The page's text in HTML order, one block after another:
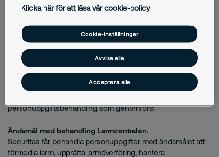
I våra produktionssystem har vi dock skyldighet att
(åtgärder och händelser) tillsammans med loggning av
tidpunkter. Ett krav för att vara en certifierad larmcentral
enlig SSF 136:4/5. För de samtal (ljud) som hanteras via vår
talutrustning (telefoni) i vår Larmcentral är Securitas
personuppgiftsansvariga.
personuppgiftsbehandling som genomförs:
Ändamål med behandling Larmcentralen.
Securitas får behandla personuppgifter med ändamålet att
förmedla larm, upprätta larmöverföring, hantera
Klicka här för att läsa vår cookie-policy
Cookie-inställningar
Avvisa alla
Acceptera alla